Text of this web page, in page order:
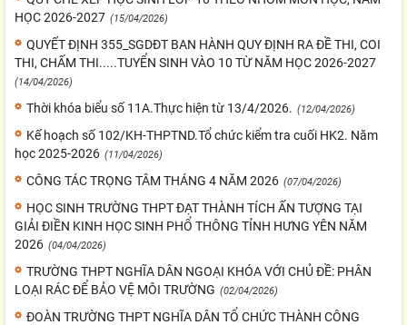
HỌC 2026-2027 (15/04/2026)
QUYẾT ĐỊNH 355_SGDĐT BAN HÀNH QUY ĐỊNH RA ĐỀ THI, COI
THI, CHẤM THI.....TUYỂN SINH VÀO 10 TỪ NĂM HỌC 2026-2027
(14/04/2026)
Thời khóa biểu số 11A.Thực hiện từ 13/4/2026. (12/04/2026)
Kế hoạch số 102/KH-THPTND.Tổ chức kiểm tra cuối HK2. Năm
học 2025-2026 (11/04/2026)
CÔNG TÁC TRỌNG TÂM THÁNG 4 NĂM 2026 (07/04/2026)
HỌC SINH TRƯỜNG THPT ĐẠT THÀNH TÍCH ẤN TƯỢNG TẠI
GIẢI ĐIỀN KINH HỌC SINH PHỔ THÔNG TỈNH HƯNG YÊN NĂM
2026 (04/04/2026)
TRƯỜNG THPT NGHĨA DÂN NGOẠI KHÓA VỚI CHỦ ĐỀ: PHÂN
LOẠI RÁC ĐỂ BẢO VỆ MÔI TRƯỜNG (02/04/2026)
ĐOÀN TRƯỜNG THPT NGHĨA DÂN TỔ CHỨC THÀNH CÔNG